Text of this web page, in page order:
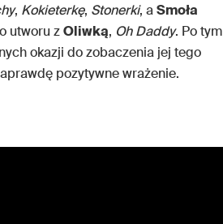
, Kokieterkę, Stonerki, aSmoła
utworu zOliwką, Oh Daddy. Po tym
okazji do zobaczenia jej tego
pozytywne wrażenie.